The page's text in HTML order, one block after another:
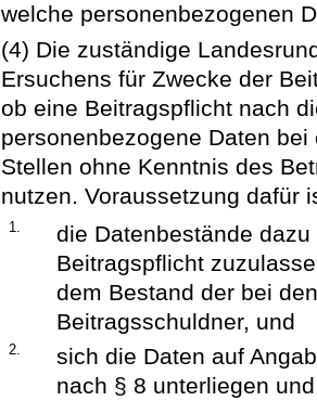
welche personenbezogenen
(4) Die zuständige
Ersuchens für Zwecke der
ob eine Beitragspflicht nach
personenbezogene Daten
Stellen ohne Kenntnis des
nutzen. Voraussetzung dafür
1.
die Datenbestände
Beitragspflicht
dem Bestand der bei
Beitragsschuldner, und
2.
sich die Daten auf
nach § 8 unterliegen